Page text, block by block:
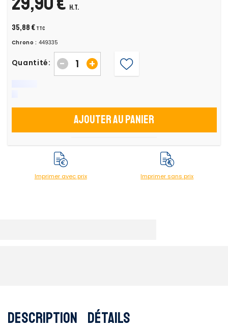
H.T.
35,88 € TTC
Chrono : 449335
Quantité: +
-
Ajouter au panier
Imprimer avec prix Imprimer sans prix
Description Détails